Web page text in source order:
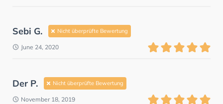
Sebi G. Nicht überprüfte Bewertung
June 24, 2020
Der P. Nicht überprüfte Bewertung
November 18, 2019